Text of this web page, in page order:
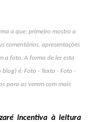
a que: primeiro mostro a
comentários, apresentações
a foto. A forma de ler esta
é: Foto - Texto - Foto -
para as verem com mais
incentiva à leitura